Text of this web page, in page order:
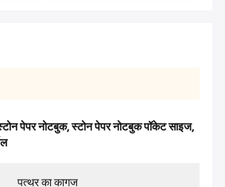
पेपर नोटबुक,स्टोन पेपर नोटबुक पॉकेट साइज,
पत्थर का कागज